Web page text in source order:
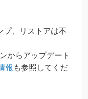
プ、リストアは不
からアップデート
報 も参照してくだ